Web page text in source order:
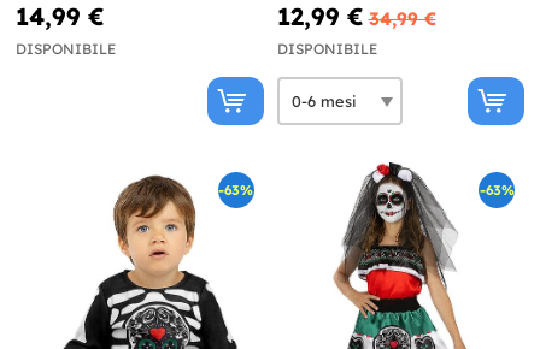
14,99 €
DISPONIBILE
12,99 € 34,99 €
DISPONIBILE
-63% -63%